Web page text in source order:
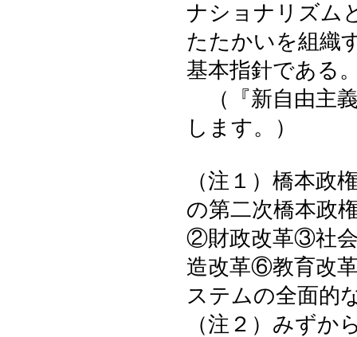
ナショナリズム
たたかいを組織
基本指針である
（『新自由主
します。）
（注１）橋本政
の第二次橋本政
②財政改革③社
造改革⑥教育改
ステムの全面的
（注２）みずか